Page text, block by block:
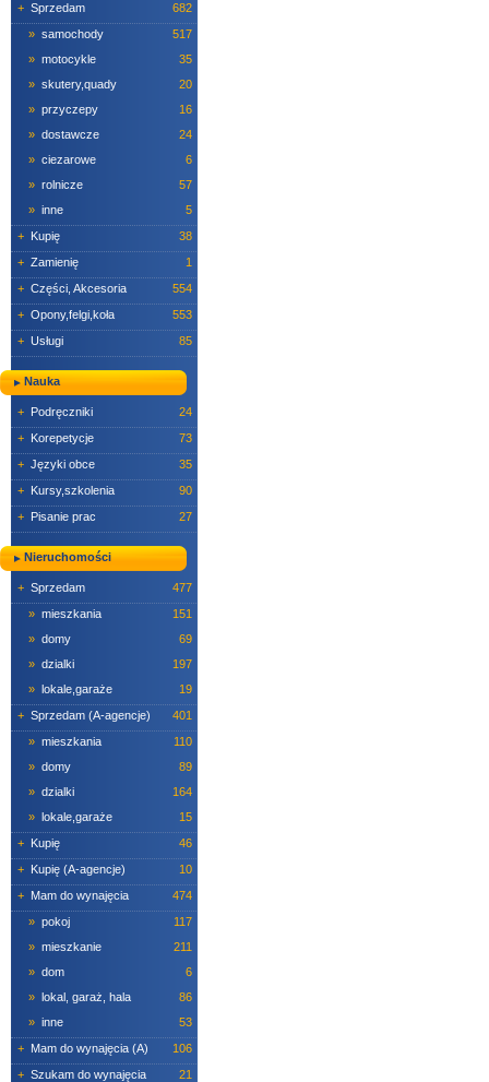
+ Sprzedam
682
» samochody
517
» motocykle
35
» skutery,quady
20
» przyczepy
16
» dostawcze
24
» ciezarowe
6
» rolnicze
57
» inne
5
+ Kupię
38
+ Zamienię
1
+ Części, Akcesoria
554
+ Opony,felgi,koła
553
+ Usługi 85
Nauka
+ Podręczniki
24
+ Korepetycje
73
+ Języki obce
35
+ Kursy,szkolenia
90
+ Pisanie prac 27
Nieruchomości
+ Sprzedam
477
» mieszkania
151
» domy
69
» dzialki
197
» lokale,garaże
19
+ Sprzedam (A-agencje)
401
» mieszkania
110
» domy
89
» dzialki
164
» lokale,garaże
15
+ Kupię
46
+ Kupię (A-agencje)
10
+ Mam do wynajęcia
474
» pokoj
117
» mieszkanie
211
» dom
6
» lokal, garaż, hala
86
» inne
53
+ Mam do wynajęcia (A)
106
+ Szukam do wynajęcia
21